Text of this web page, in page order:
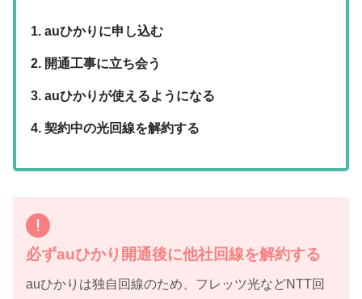
auひかりに申し込む
開通工事に立ち会う
auひかりが使えるようになる
契約中の光回線を解約する
必ずauひかり開通後に他社回線を解約する
auひかりは独自回線のため、フレッツ光などNTT回